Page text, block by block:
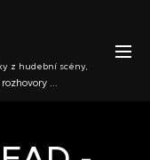
z hudební scény,
...